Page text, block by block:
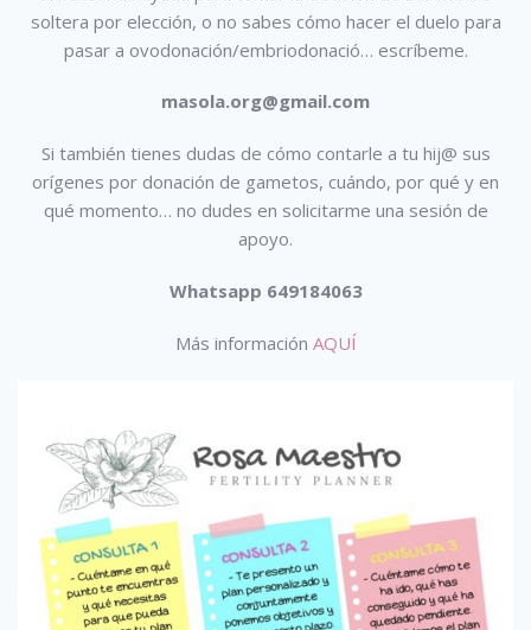
soltera por elección, o no sabes cómo hacer el duelo para
pasar a ovodonación/embriodonació… escríbeme.
masola.org@gmail.com
Si también tienes dudas de cómo contarle a tu hij@ sus
orígenes por donación de gametos, cuándo, por qué y en
qué momento… no dudes en solicitarme una sesión de
apoyo.
Whatsapp 649184063
Más información AQUÍ